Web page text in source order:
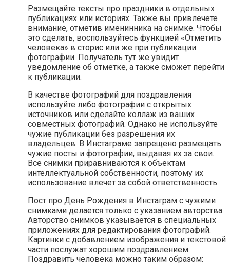
Размещайте тексты про праздники в отдельных
публикациях или историях. Также вы привлечете
внимание, отметив именинника на снимке. Чтобы
это сделать, воспользуйтесь функцией «Отметить
человека» в сторис или же при публикации
фотографии. Получатель тут же увидит
уведомление об отметке, а также сможет перейти
к публикации.
В качестве фотографий для поздравления
используйте либо фотографии с открытых
источников или сделайте коллаж из ваших
совместных фотографий. Однако не используйте
чужие публикации без разрешения их
владельцев. В Инстаграме запрещено размещать
чужие посты и фотографии, выдавая их за свои.
Все снимки приравниваются к объектам
интеллектуальной собственности, поэтому их
использование влечет за собой ответственность.
Пост про День Рождения в Инстаграм с чужими
снимками делается только с указанием авторства.
Авторство снимков указывается в специальных
приложениях для редактирования фотографий.
Картинки с добавлением изображения и текстовой
части послужат хорошим поздравлением.
Поздравить человека можно таким образом: